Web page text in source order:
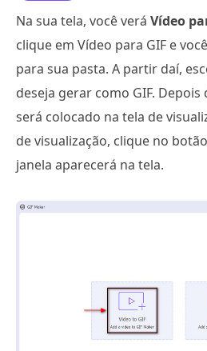
Na sua tela, você verá Vídeo
clique em Vídeo para GIF e
para sua pasta. A partir daí,
deseja gerar como GIF.
será colocado na tela de
de visualização, clique no botão
janela aparecerá na tela.